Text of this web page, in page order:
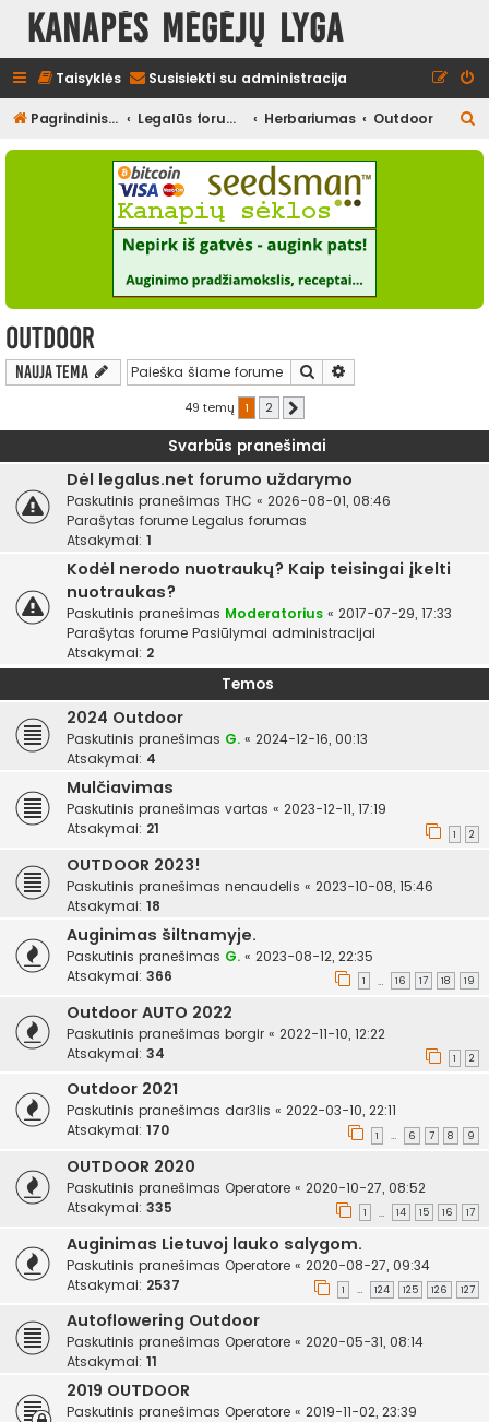
Kanapės mėgėjų lyga
Taisyklės Susisiekti su administracija
Pagrindinis diskusijų puslapis Legalūs forumai Herbariumas Outdoor
e
Outdoor
Nauja tema Ieškoti
49 temų 1 2
Svarbūs pranešimai
Dėl legalus.net forumo uždarymo
Paskutinis pranešimas THC « 2026-08-01, 08:46
Parašytas forume Legalus forumas
Atsakymai: 1
Kodėl nerodo nuotraukų? Kaip teisingai įkelti
nuotraukas?
Paskutinis pranešimas Moderatorius « 2017-07-29, 17:33
Parašytas forume Pasiūlymai administracijai
Atsakymai: 2
Temos
2024 Outdoor
Paskutinis pranešimas G. « 2024-12-16, 00:13
Atsakymai: 4
Mulčiavimas
Paskutinis pranešimas vartas « 2023-12-11, 17:19
Atsakymai: 21 1 2
OUTDOOR 2023!
Paskutinis pranešimas nenaudelis « 2023-10-08, 15:46
Atsakymai: 18
Auginimas šiltnamyje.
Paskutinis pranešimas G. « 2023-08-12, 22:35
Atsakymai: 366 1 … 16 17 18 19
Outdoor AUTO 2022
Paskutinis pranešimas borgir « 2022-11-10, 12:22
Atsakymai: 34 1 2
Outdoor 2021
Paskutinis pranešimas dar3lis « 2022-03-10, 22:11
Atsakymai: 170 1 … 6 7 8 9
OUTDOOR 2020
Paskutinis pranešimas Operatore « 2020-10-27, 08:52
Atsakymai: 335 1 … 14 15 16 17
Auginimas Lietuvoj lauko salygom.
Paskutinis pranešimas Operatore « 2020-08-27, 09:34
Atsakymai: 2537 1 … 124 125 126 127
Autoflowering Outdoor
Paskutinis pranešimas Operatore « 2020-05-31, 08:14
Atsakymai: 11
2019 OUTDOOR
Paskutinis pranešimas Operatore « 2019-11-02, 23:39